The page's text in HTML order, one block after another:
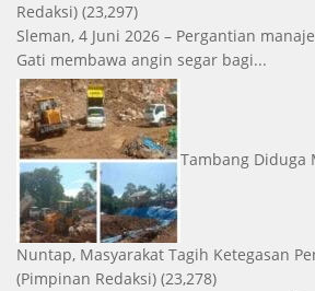
Redaksi) (23,297)
Sleman, 4 Juni 2026 – Pergantian
Gati membawa angin segar bagi...
Tambang Diduga
Nuntap, Masyarakat Tagih Ketegasan
(Pimpinan Redaksi) (23,278)